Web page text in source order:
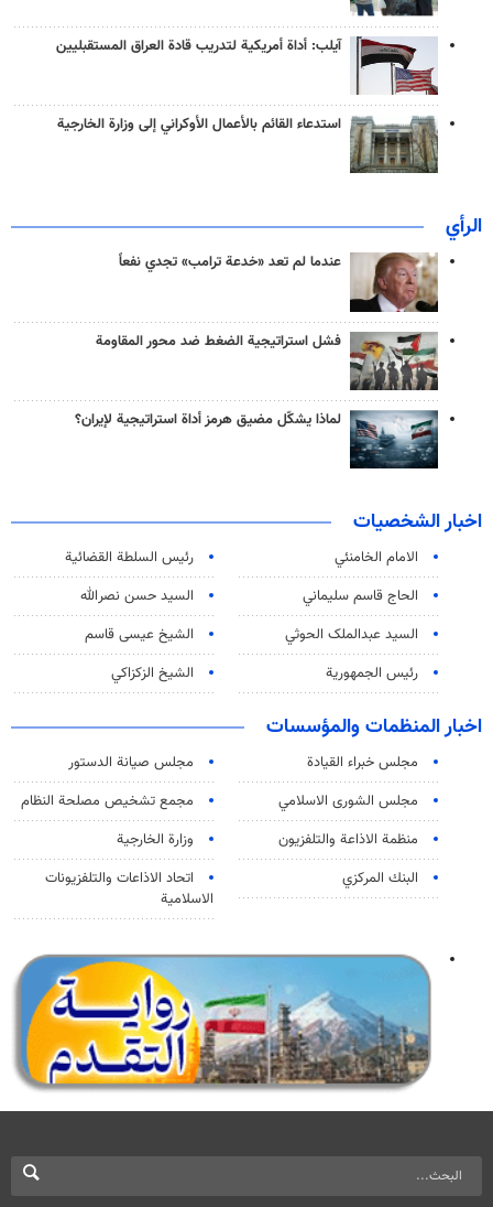
آيلب: أداة أمريكية لتدريب قادة العراق المستقبليين
استدعاء القائم بالأعمال الأوكراني إلى وزارة الخارجية
الرأي
عندما لم تعد «خدعة ترامب» تجدي نفعاً
فشل استراتيجية الضغط ضد محور المقاومة
لماذا يشكّل مضيق هرمز أداة استراتيجية لإيران؟
اخبار الشخصيات
الامام الخامنئي
رئیس السلطة القضائیة
الحاج قاسم سليماني
السيد حسن نصرالله
السید عبدالملک الحوثي
الشيخ عيسى قاسم
رئيس الجمهورية
الشيخ الزكزاكي
اخبار المنظمات والمؤسسات
مجلس خبراء القيادة
مجلس صيانة الدستور
مجلس الشورى الاسلامي
مجمع تشخيص مصلحة النظام
منظمة الاذاعة والتلفزیون
وزارة الخارجية
البنك المركزي
اتحاد الاذاعات والتلفزيونات
الاسلامية